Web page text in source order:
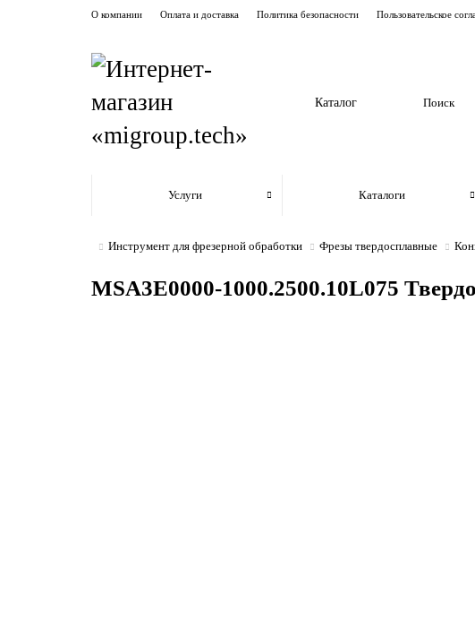
О компании Оплата и доставка Политика безопасности Пользовательское
Каталог
Услуги Каталоги
Инструмент для фрезерной обработки Фрезы твердосплавные
MSA3E0000-1000.2500.10L075